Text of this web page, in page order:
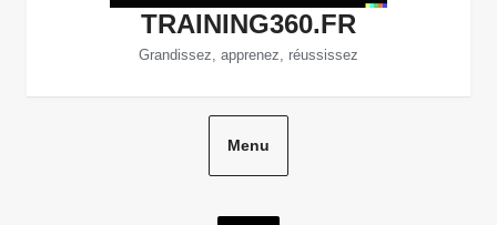
TRAINING360.FR
Grandissez, apprenez, réussissez
Menu